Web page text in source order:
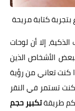
بتجربة كتابة مريحة
إلا أن لوحات
الأشخاص الذين
كنت تعاني من رؤية
تستمر في النقر
طريقةتكبير حجم